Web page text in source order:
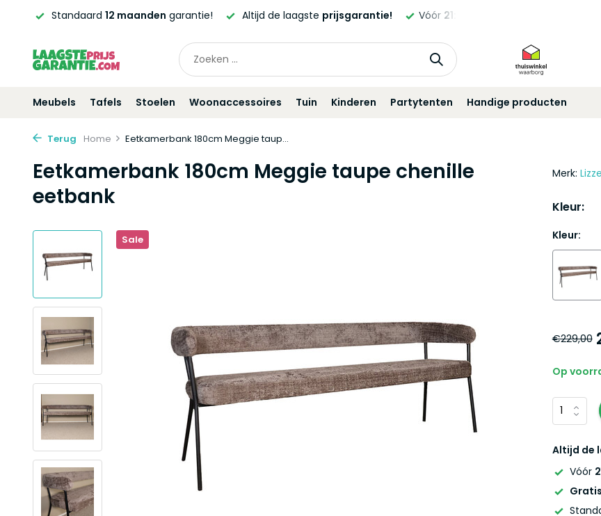
Altijd de laagsteprijsgarantie! Vóór21:00 besteld,morgengeleverd!* Standaard
Meubels Tafels Stoelen Woonaccessoires Tuin Kinderen Partytenten Handige producten
Terug Home Eetkamerbank 180cm Meggie taup...
Eetkamerbank 180cm Meggie taupe chenille
eetbank
Sale
Merk:
Kleur:
Kleur:
€229,00
Op
Altijd de
Vóór
Gratis